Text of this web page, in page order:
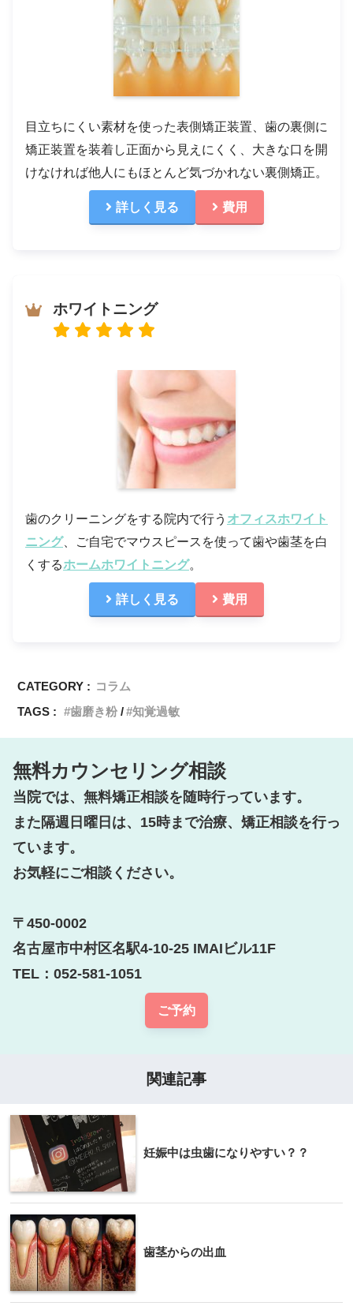
目立ちにくい素材を使った表側矯正装置、歯の裏側に
矯正装置を装着し正面から見えにくく、大きな口を開
けなければ他人にもほとんど気づかれない裏側矯正。
詳しく見る 費用
ホワイトニング
歯のクリーニングをする院内で行う オフィスホワイト
ニング、ご自宅でマウスピースを使って歯や歯茎を白
くするホームホワイトニング。
詳しく見る 費用
CATEGORY : コラム
TAGS :
歯磨き粉 知覚過敏
無料カウンセリング相談
当院では、無料矯正相談を随時行っています。
また隔週日曜日は、15時まで治療、矯正相談を行っ
ています。
お気軽にご相談ください。
〒450-0002
名古屋市中村区名駅4-10-25 IMAIビル11F
TEL：052-581-1051
ご予約
関連記事
妊娠中は虫歯になりやすい？？
歯茎からの出血